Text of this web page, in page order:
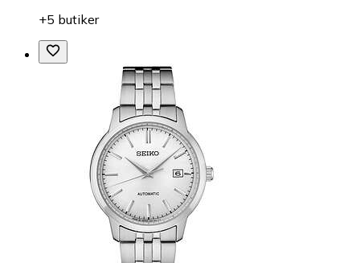
+5 butiker